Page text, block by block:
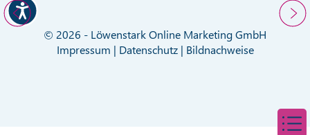
© 2026 - Löwenstark Online Marketing GmbH
Impressum | Datenschutz| Bildnachweise